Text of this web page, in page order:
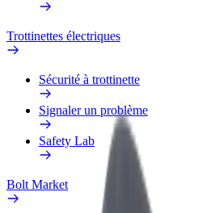
Trottinettes électriques
Sécurité à trottinette
Signaler un problème
Safety Lab
Bolt Market